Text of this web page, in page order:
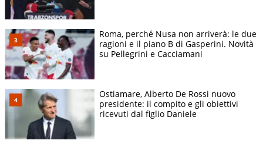
Roma, perché Nusa non arriverà: le due
ragioni e il piano B di Gasperini. Novità
su Pellegrini e Cacciamani
Ostiamare, Alberto De Rossi nuovo
presidente: il compito e gli obiettivi
ricevuti dal figlio Daniele